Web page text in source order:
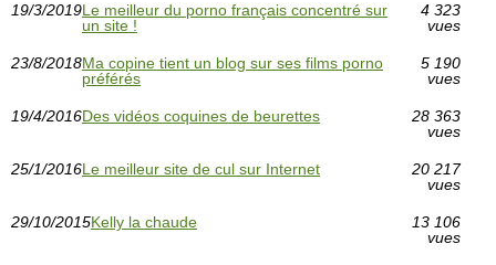
19/3/2019Le meilleur du porno français concentré sur
un site !
4 323
vues
23/8/2018Ma copine tient un blog sur ses films porno
préférés
5 190
vues
19/4/2016Des vidéos coquines de beurettes
28 363
vues
25/1/2016Le meilleur site de cul sur Internet
20 217
vues
29/10/2015Kelly la chaude
13 106
vues